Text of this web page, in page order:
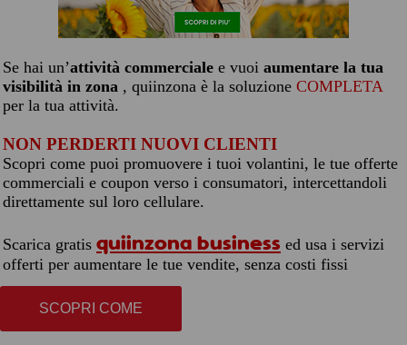
Se hai un’attività commerciale e vuoi aumentare la tua
visibilità in zona , quiinzona è la soluzione COMPLETA
per la tua attività.
NON PERDERTI NUOVI CLIENTI
Scopri come puoi promuovere i tuoi volantini, le tue offerte
commerciali e coupon verso i consumatori, intercettandoli
direttamente sul loro cellulare.
Scarica gratis quiinzona business ed usa i servizi
offerti per aumentare le tue vendite, senza costi fissi
SCOPRI COME